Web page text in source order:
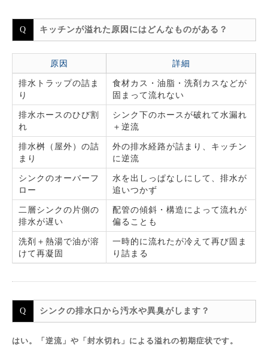
キッチンが溢れた原因にはどんなものがある？
原因
詳細
排水トラップの詰ま
り
食材カス・油脂・洗剤カスなどが
固まって流れない
排水ホースのひび割
れ
シンク下のホースが破れて水漏れ
＋逆流
排水桝（屋外）の詰
まり
外の排水経路が詰まり、キッチン
に逆流
シンクのオーバーフ
ロー
水を出しっぱなしにして、排水が
追いつかず
二層シンクの片側の
排水が遅い
配管の傾斜・構造によって流れが
偏ることも
洗剤＋熱湯で油が溶
けて再凝固
一時的に流れたが冷えて再び固ま
り詰まる
シンクの排水口から汚水や異臭がします？
はい。「逆流」や「封水切れ」による溢れの初期症状です。